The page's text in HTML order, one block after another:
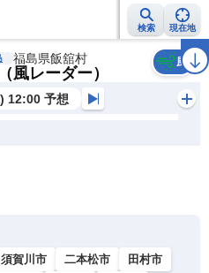
検索 現在地
情報 警報・注意報 2週間天気 ラ
福島県飯舘村
風レーダー）
風
12:00 予想
須賀川市 二本松市
田村市